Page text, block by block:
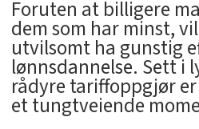
Foruten at billigere
dem som har minst,
utvilsomt ha gunstig
lønnsdannelse. Sett i
rådyre tariffoppgjør
et tungtveiende